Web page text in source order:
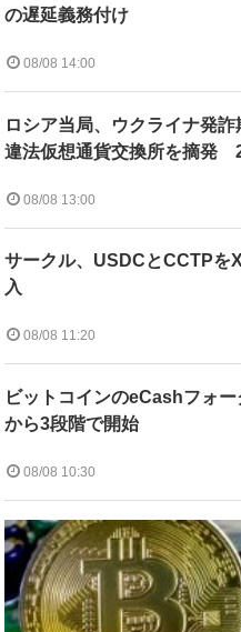
の遅延義務付け
08/08 14:00
ロシア当局、ウクライナ発
違法仮想通貨交換所を摘発
08/08 13:00
サークル、USDCとCCTPを
入
08/08 11:20
ビットコインのeCashフォー
から3段階で開始
08/08 10:30